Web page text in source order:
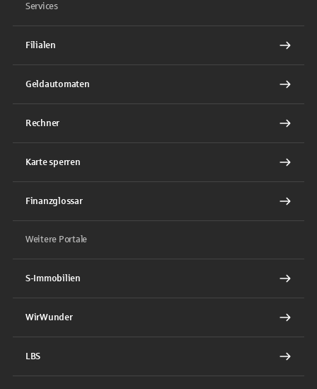
Services
Filialen
Geldautomaten
Rechner
Karte sperren
Finanzglossar
Weitere Portale
S-Immobilien
WirWunder
LBS